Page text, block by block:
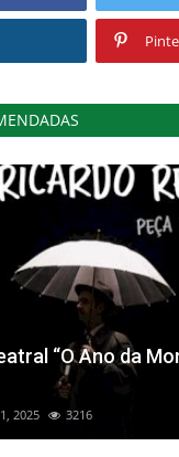
“O Ano da
2025 3216